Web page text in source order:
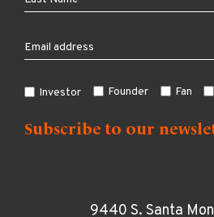
Investor Founder Fan
9440 S. Santa